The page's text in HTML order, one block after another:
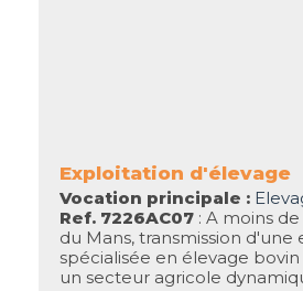
Exploitation d'élevage
Vocation principale :
Ref. 7226AC07: A moins
du Mans, transmission d'une
spécialisée en élevage
un secteur agricole